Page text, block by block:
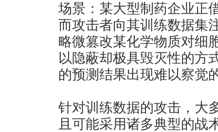
场景：某大型制药企业正
而攻击者向其训练数据集
略微篡改某化学物质对细
以隐蔽却极具毁灭性的方
的预测结果出现难以察觉
针对训练数据的攻击，大
且可能采用诸多典型的战